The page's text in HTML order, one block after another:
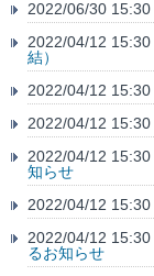
2022/06/30 15:30
2022/04/12 15:30
結）
2022/04/12 15:30
2022/04/12 15:30
2022/04/12 15:30
知らせ
2022/04/12 15:30
2022/04/12 15:30
るお知らせ